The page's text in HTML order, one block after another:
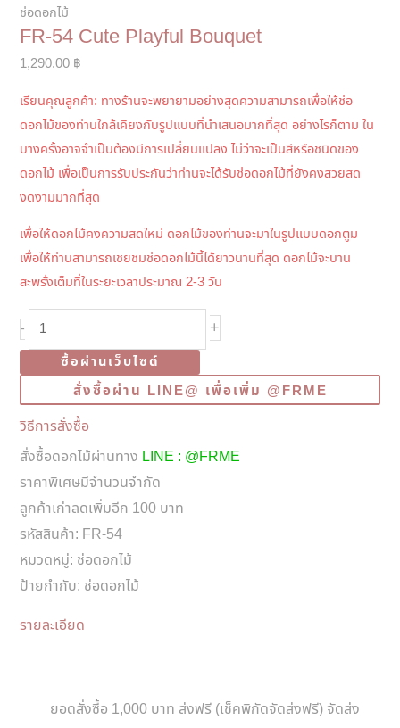
ช่อดอกไม้
FR-54 Cute Playful Bouquet
1,290.00 ฿
เรียนคุณลูกค้า: ทางร้านจะพยายามอย่างสุดความสามารถเพื่อให้ช่อ
ดอกไม้ของท่านใกล้เคียงกับรูปแบบที่นำเสนอมากที่สุด อย่างไรก็ตาม ใน
บางครั้งอาจจำเป็นต้องมีการเปลี่ยนแปลง ไม่ว่าจะเป็นสีหรือชนิดของ
ดอกไม้ เพื่อเป็นการรับประกันว่าท่านจะได้รับช่อดอกไม้ที่ยังคงสวยสด
งดงามมากที่สุด
เพื่อให้ดอกไม้คงความสดใหม่ ดอกไม้ของท่านจะมาในรูปแบบดอกตูม
เพื่อให้ท่านสามารถเชยชมช่อดอกไม้นี้ได้ยาวนานที่สุด ดอกไม้จะบาน
สะพรั่งเต็มที่ในระยะเวลาประมาณ 2-3 วัน
-
จำนวน
Playful
ชิ้น
+
ซื้อผ่านเว็บไซต์
สั่งซื้อผ่าน LINE@ เพื่อเพิ่ม @FRME
วิธีการสั่งซื้อ
สั่งซื้อดอกไม้ผ่านทาง LINE : @FRME
ราคาพิเศษมีจำนวนจำกัด
ลูกค้าเก่าลดเพิ่มอีก 100 บาท
รหัสสินค้า: FR-54
หมวดหมู่: ช่อดอกไม้
ป้ายกำกับ: ช่อดอกไม้
รายละเอียด
ยอดสั่งซื้อ 1,000 บาท ส่งฟรี (เช็คพิกัดจัดส่งฟรี) จัดส่ง